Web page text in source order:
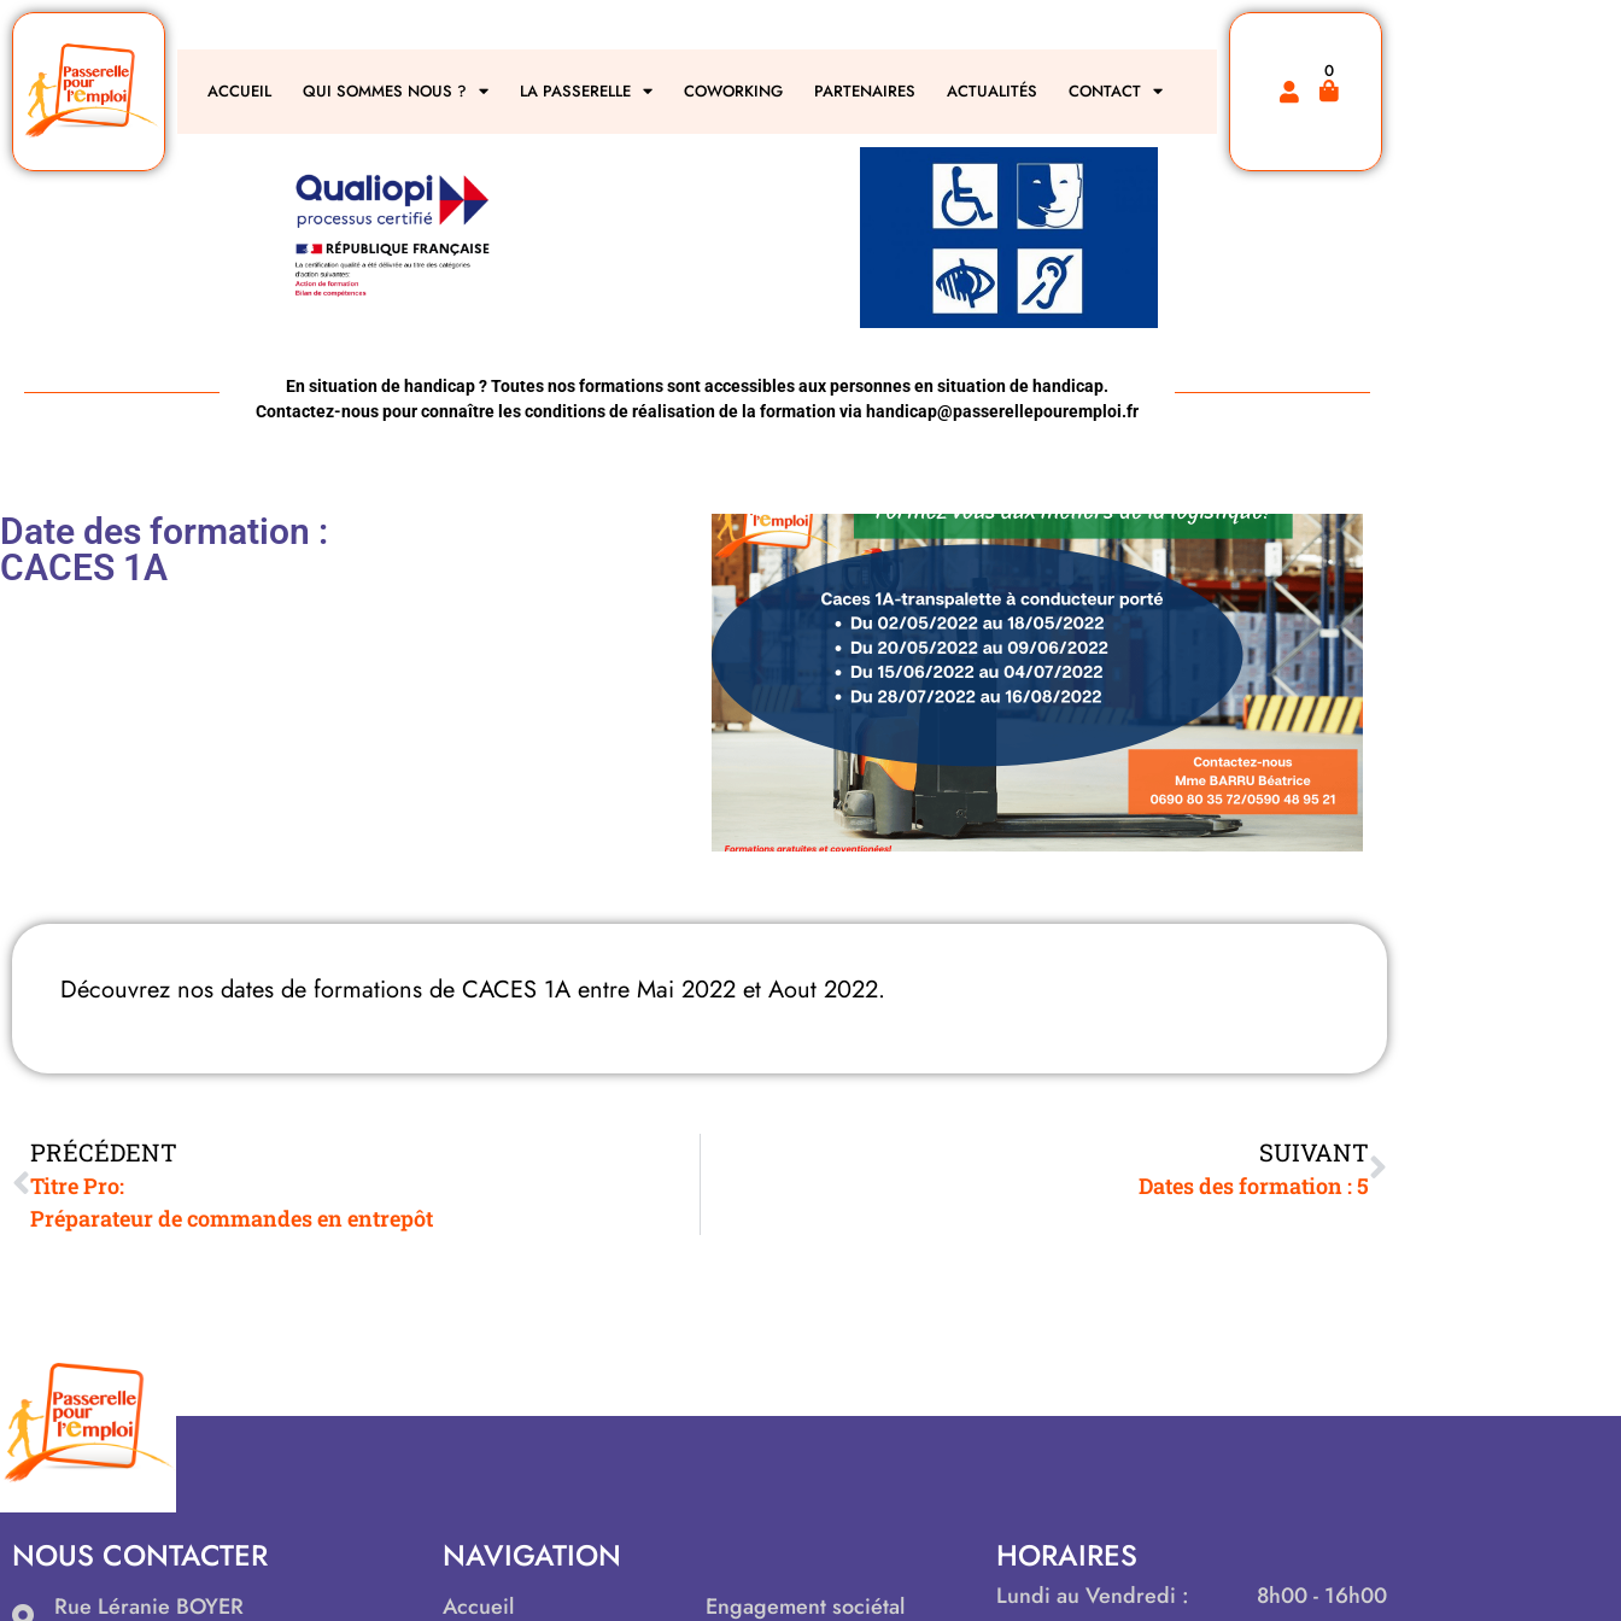
ACCUEIL QUI SOMMES NOUS ? LA PASSERELLE COWORKING PARTENAIRES ACTUALITÉS CONTACT
0
En situation de handicap ? Toutes nos formations sont accessibles aux personnes en situation de handicap.
Contactez-nous pour connaître les conditions de réalisation de la formation viahandicap@passerellepouremploi.fr
Date des formation :
CACES 1A
Découvrez nos dates de formations de CACES 1A entre Mai 2022 et Aout 2022.
PRÉCÉDENT
Titre Pro:
Préparateur de commandes en entrepôt
SUIVANT
Dates des formation : 5
NOUS CONTACTER
Rue Léranie BOYER
NAVIGATION
Accueil Engagement sociétal
HORAIRES
Lundi au Vendredi :
8h00 - 16h00